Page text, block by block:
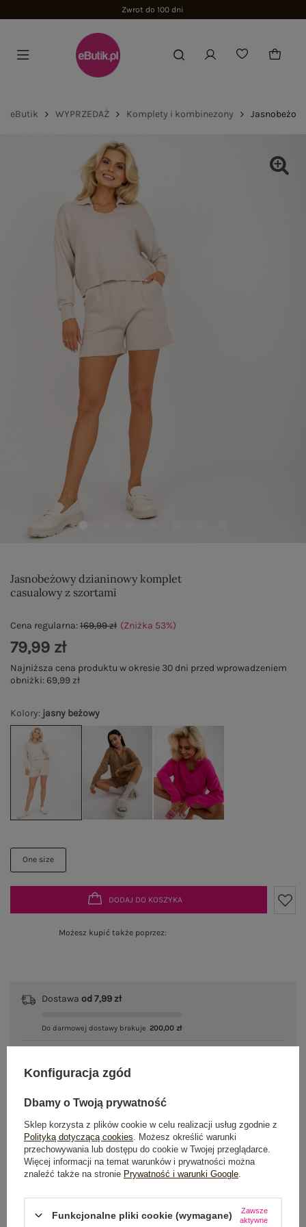
Zwrot do 100 dni
eButik WYPRZEDAŻ Komplety i kombinezony
Jasnobeżowy dzianinowy komplet
casualowy z szortami
Kolory: jasny beżowy
One size
Cena regularna:169,99 zł (Zniżka 53%)
79,99 zł
Najniższa cena produktu w okresie 30 dni przed wprowadzeniem
obniżki:69,99 zł
DODAJ DO KOSZYKA
Możesz kupić także poprzez:
Dostawa od 7,99 zł
Do darmowej dostawy brakuje 200,00 zł
100 dni na zwrot
OPIS PRODUKTU
GŁÓWNE PARAMETRY
Konfiguracja zgód
Dbamy o Twoją prywatność
Sklep korzysta z plików cookie w celu realizacji usług zgodnie z
Polityką dotyczącą cookies . Możesz określić warunki
przechowywania lub dostępu do cookie w Twojej przeglądarce.
Więcej informacji na temat warunków i prywatności można
znaleźć także na stronie Prywatność i warunki Google
Funkcjonalne pliki cookie (wymagane)
Zawsze
aktywne